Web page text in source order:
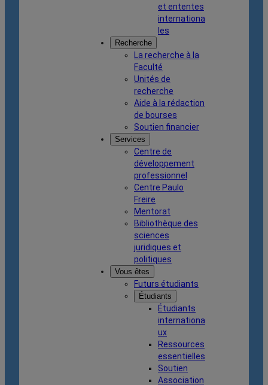
et ententes
internationa
les
Recherche
La recherche à la
Faculté
Unités de
recherche
Aide à la rédaction
de bourses
Soutien financier
Services
Centre de
développement
professionnel
Centre Paulo
Freire
Mentorat
Bibliothèque des
sciences
juridiques et
politiques
Vous êtes
Futurs étudiants
Étudiants
Étudiants
internationa
ux
Ressources
essentielles
Soutien
Association